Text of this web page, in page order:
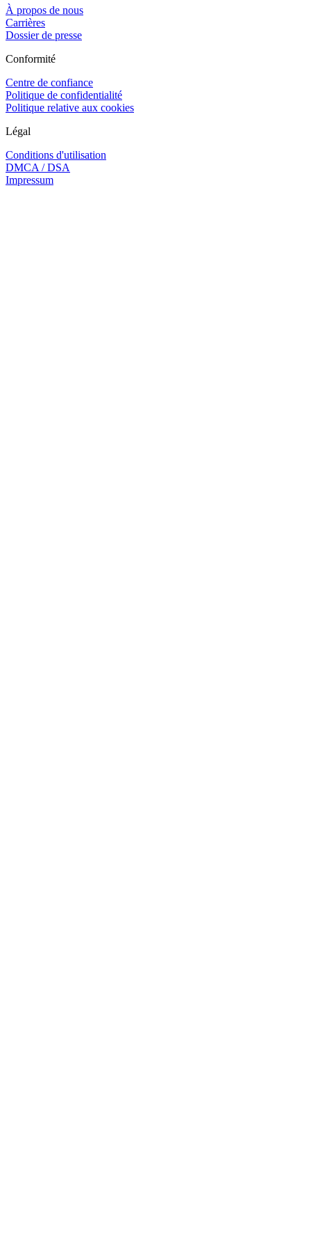
À propos de nous
Carrières
Dossier de presse
Conformité
Centre de confiance
Politique de confidentialité
Politique relative aux cookies
Légal
Conditions d'utilisation
DMCA / DSA
Impressum